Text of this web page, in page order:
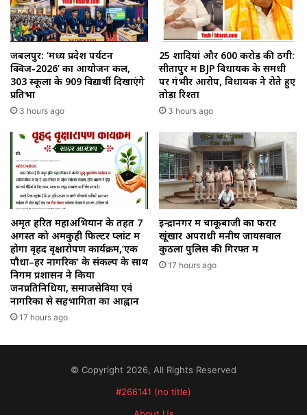
जबलपुर: ‘मध्य प्रदेश पर्यटन
क्विज-2026’ का आयोजन कल,
303 स्कूलों के 909 विद्यार्थी दिखाएंगे
प्रतिभा
3 hours ago
25 शादियां और ₹600 करोड़ की ठगी:
सीतापुर में BJP विधायक के समधी
पर गंभीर आरोप, विधायक ने रोते हुए
तोड़ा रिश्ता
3 hours ago
अमृत हरित महाअभियान के तहत 7
अगस्त को अमकुही फिल्टर प्लांट में
होगा वृहद वृक्षारोपण कार्यक्रम,’एक
पौधा–हर नागरिक’ के संकल्प के साथ
निगम प्रशासन ने किया
जनप्रतिनिधियों, समाजसेवियों एवं
नागरिकों से सहभागिता का आह्वान
17 hours ago
इन्द्रानगर में चाकूबाजी का फरार
खूंखार अपराधी मनीष जायसवाल
कुठला पुलिस की गिरफ्त में
17 hours ago
© Copyright 2026, All Rights Reserved
#266141 (no title)